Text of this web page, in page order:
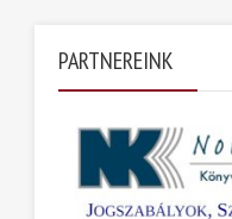
PARTNEREINK